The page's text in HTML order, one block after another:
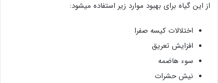
از این گیاه برای بهبود موارد زیر استفاده میشود:
اختلالات کیسه صفرا
افزایش تعریق
سوء هاضمه
نیش حشرات